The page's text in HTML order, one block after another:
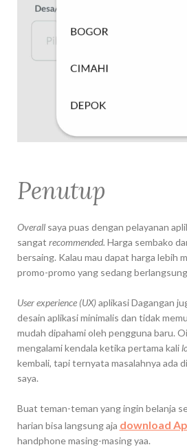
Penutup
Overall saya puas dengan pelayanan
sangat recommended. Harga sembako
bersaing. Kalau mau dapat harga lebih
promo-promo yang sedang
User experience (UX)aplikasi Dagangan
desain aplikasi minimalis dan tidak
mudah dipahami oleh pengguna baru.
mengalami kendala ketika pertama kali
kembali, tapi ternyata masalahnya ada
saya.
Buat teman-teman yang ingin belanja
harian bisa langsung aja download
handphone masing-masing yaa.